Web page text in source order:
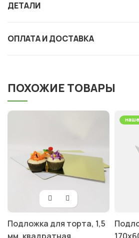
ДЕТАЛИ
ОПЛАТА И ДОСТАВКА
ПОХОЖИЕ ТОВАРЫ
Подложка для торта, 1,5